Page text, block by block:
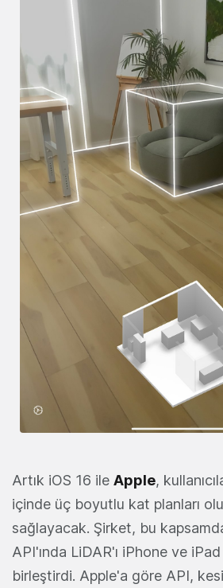
Artık iOS 16 ile Apple,
içinde üç boyutlu kat planları
sağlayacak. Şirket, bu
API'ında LiDAR'ı iPhone ve
birleştirdi. Apple'a göre API,